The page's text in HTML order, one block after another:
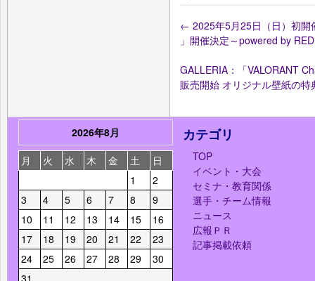
← 2025年5月25日（日）初開
」開催決定～powered by
GALLERIA：「VALORANT
販売開始 オリジナル壁紙の
2026年8月
月
火 水 木 金 土
日
1
2
3
4 5 6 7 8
9
10
11 12 13 14 15
16
17
18 19 20 21 22
23
24
25 26 27 28 29
30
31
カテゴリ
TOP
イベント・大会
セミナ・教育関係
選手・チーム情報
ニュース
広報ＰＲ
記事掲載依頼